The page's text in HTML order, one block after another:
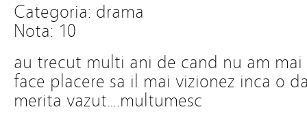
Categoria: drama
Nota: 10
au trecut multi ani de cand nu am
face placere sa il mai vizionez inca o
merita vazut….multumesc